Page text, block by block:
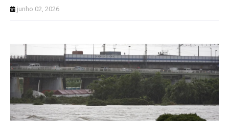
junho 02, 2026